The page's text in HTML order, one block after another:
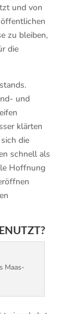
und von
zu bleiben,
die
und
klärten
die
schnell als
Hoffnung
Maas-